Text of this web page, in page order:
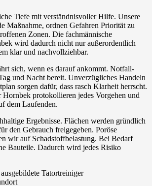
Tiefe mit verständnisvoller Hilfe. Unsere
Maßnahme, ordnen Gefahren Priorität zu
Zonen. Die fachmännische
wird dadurch nicht nur außerordentlich
klar und nachvollziehbar.
sich, wenn es darauf ankommt. Notfall-
und Nacht bereit. Unverzügliches Handeln
sorgen dafür, dass rasch Klarheit herrscht.
Hornbek protokollieren jedes Vorgehen und
dem Laufenden.
Ergebnisse. Flächen werden gründlich
den Gebrauch freigegeben. Poröse
wir auf Schadstoffbelastung. Bei Bedarf
Bauteile. Dadurch wird jedes Risiko